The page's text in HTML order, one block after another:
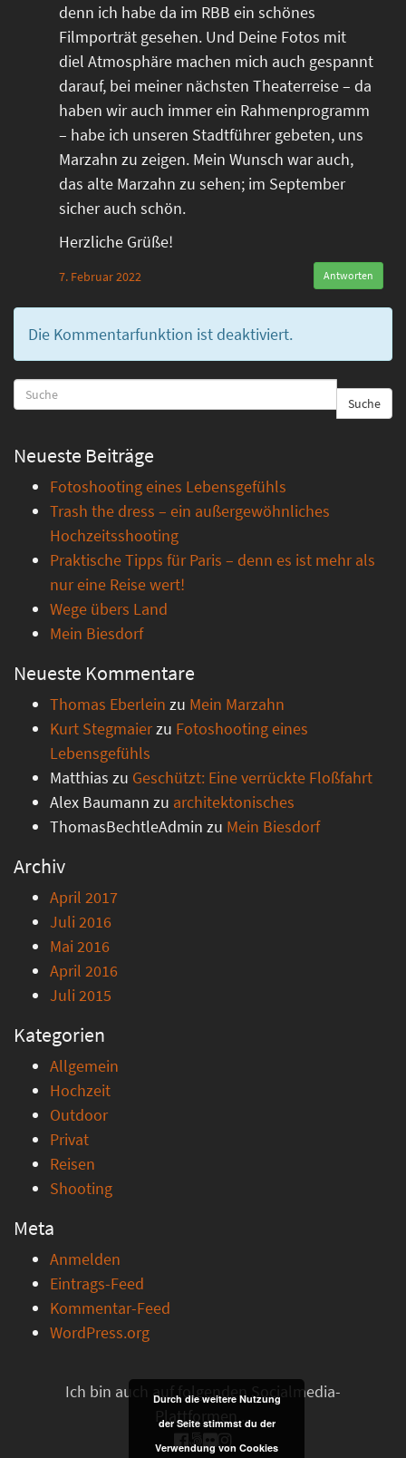
denn ich habe da im RBB ein schönes
Filmporträt gesehen. Und Deine Fotos mit
diel Atmosphäre machen mich auch gespannt
darauf, bei meiner nächsten Theaterreise – da
haben wir auch immer ein Rahmenprogramm
– habe ich unseren Stadtführer gebeten, uns
Marzahn zu zeigen. Mein Wunsch war auch,
das alte Marzahn zu sehen; im September
sicher auch schön.
Herzliche Grüße!
7. Februar 2022 Antworten
Die Kommentarfunktion ist deaktiviert.
Suche
Neueste Beiträge
Fotoshooting eines Lebensgefühls
Trash the dress – ein außergewöhnliches
Hochzeitsshooting
Praktische Tipps für Paris – denn es ist mehr als
nur eine Reise wert!
Wege übers Land
Mein Biesdorf
Neueste Kommentare
Thomas Eberlein zu Mein Marzahn
Kurt Stegmaierzu Fotoshooting eines
Lebensgefühls
Matthias zu Geschützt: Eine verrückte Floßfahrt
Alex Baumann zu architektonisches
ThomasBechtleAdmin zu Mein Biesdorf
Archiv
April 2017
Juli 2016
Mai 2016
April 2016
Juli 2015
Kategorien
Allgemein
Hochzeit
Outdoor
Privat
Reisen
Shooting
Meta
Anmelden
Eintrags-Feed
Kommentar-Feed
WordPress.org
Ich bin auch auf folgenden Socialmedia-
Plattformen ...
Durch die weitere Nutzung
der Seite stimmst du der
Verwendung von Cookies